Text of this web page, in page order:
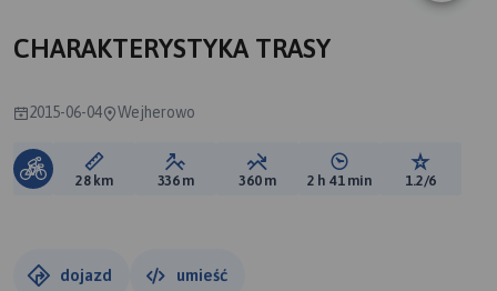
CHARAKTERYSTYKA TRASY
2015-06-04 Wejherowo
Długość trasy:
28 km Suma przewyższeń:
336 m Suma spadków:
360 m Średni czas potrzebny
2 h 41 min Ocena
1.2/6
dojazd umieść